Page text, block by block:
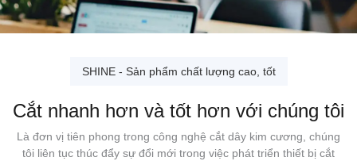
SHINE - Sản phẩm chất lượng cao, tốt
Cắt nhanh hơn và tốt hơn với chúng tôi
Là đơn vị tiên phong trong công nghệ cắt dây kim cương, chúng
tôi liên tục thúc đẩy sự đổi mới trong việc phát triển thiết bị cắt